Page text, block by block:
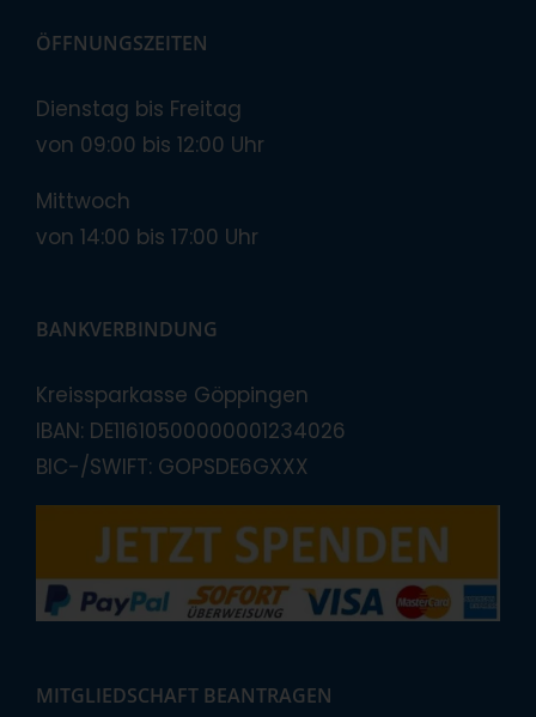
ÖFFNUNGSZEITEN
Dienstag bis Freitag
von 09:00 bis 12:00 Uhr
Mittwoch
von 14:00 bis 17:00 Uhr
BANKVERBINDUNG
Kreissparkasse Göppingen
IBAN: DE11610500000001234026
BIC-/SWIFT: GOPSDE6GXXX
MITGLIEDSCHAFT BEANTRAGEN